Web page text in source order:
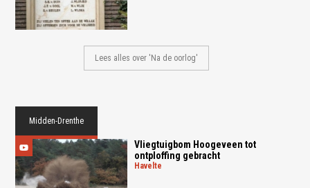
Lees alles over 'Na de oorlog'
Midden-Drenthe
Vliegtuigbom Hoogeveen tot
ontploffing gebracht
havelte